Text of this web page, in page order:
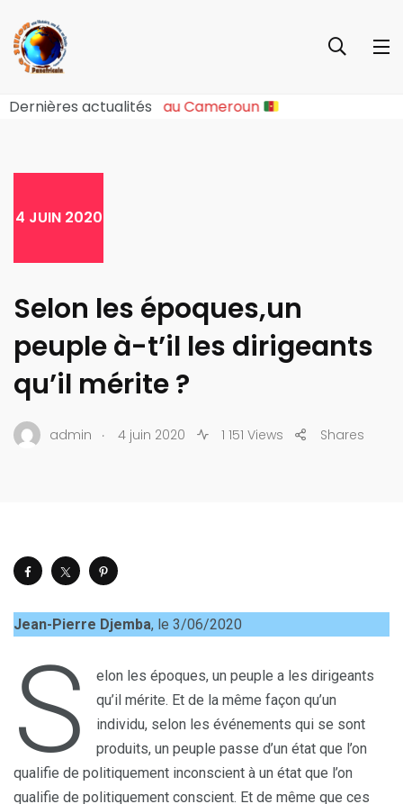
Dernières actualités
Sociopolitique Majeure au Cameroun
4 JUIN 2020
Selon les époques,un
peuple à-t’il les dirigeants
qu’il mérite ?
admin . 4 juin 2020 1 151 Views Shares
Jean-Pierre Djemba, le 3/06/2020
S
elon les époques, un peuple a les dirigeants
qu’il mérite. Et de la même façon qu’un
individu, selon les événements qui se sont
produits, un peuple passe d’un état que l’on
qualifie de politiquement inconscient à un état que l’on
qualifie de politiquement conscient. Et de même que ces